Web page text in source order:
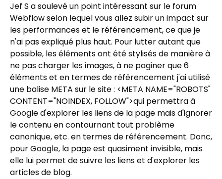
Jef S a soulevé un point intéressant sur le forum
Webflow selon lequel vous allez subir un impact sur
les performances et le référencement, ce que je
n'ai pas expliqué plus haut. Pour lutter autant que
possible, les éléments ont été stylisés de manière à
ne pas charger les images, à ne paginer que 6
éléments et en termes de référencement j'ai utilisé
une balise META sur le site : <META NAME="ROBOTS"
CONTENT="NOINDEX, FOLLOW">qui permettra à
Google d'explorer les liens de la page mais d'ignorer
le contenu en contournant tout problème
canonique, etc. en termes de référencement. Donc,
pour Google, la page est quasiment invisible, mais
elle lui permet de suivre les liens et d'explorer les
articles de blog.